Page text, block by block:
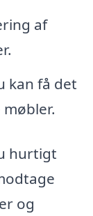
af
kan få det
hurtigt
og